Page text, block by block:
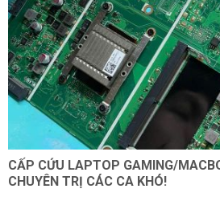
CẤP CỨU LAPTOP GAMING/
CHUYÊN TRỊ CÁC CA KHÓ!